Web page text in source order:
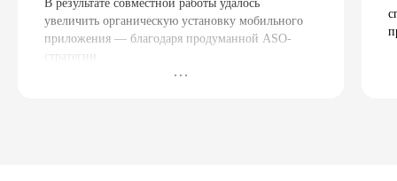
В результате совместной работы удалось
увеличить органическую установку мобильного
приложения — благодаря продуманной ASO-
стратегии.